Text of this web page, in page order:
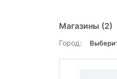
Магазины (2)
Город: